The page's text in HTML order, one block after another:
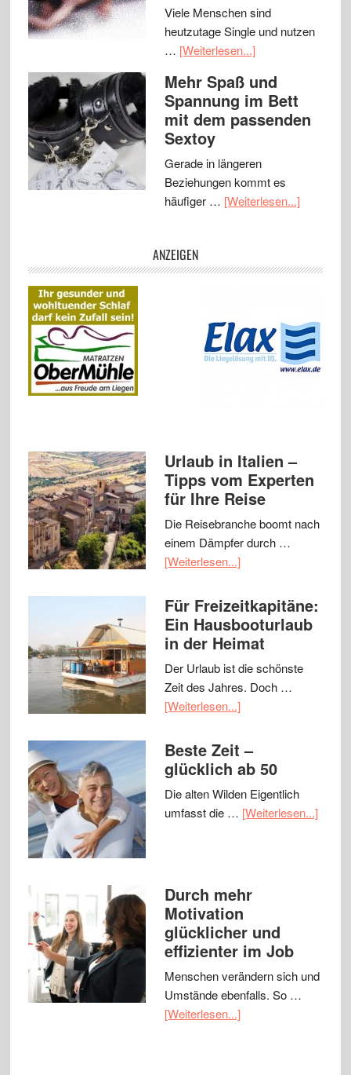
Viele Menschen sind
heutzutage Single und nutzen
… [Weiterlesen...]
Mehr Spaß und
Spannung im Bett
mit dem passenden
Sextoy
Gerade in längeren
Beziehungen kommt es
häufiger … [Weiterlesen...]
ANZEIGEN
Urlaub in Italien –
Tipps vom Experten
für Ihre Reise
Die Reisebranche boomt nach
einem Dämpfer durch …
[Weiterlesen...]
Für Freizeitkapitäne:
Ein Hausbooturlaub
in der Heimat
Der Urlaub ist die schönste
Zeit des Jahres. Doch …
[Weiterlesen...]
Beste Zeit –
glücklich ab 50
Die alten Wilden Eigentlich
umfasst die … [Weiterlesen...]
Durch mehr
Motivation
glücklicher und
effizienter im Job
Menschen verändern sich und
Umstände ebenfalls. So …
[Weiterlesen...]